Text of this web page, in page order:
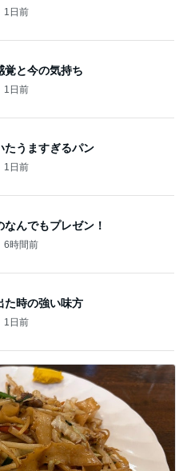
1日前
覚と今の気持ち
1日前
たうますぎるパン
1日前
んでもプレゼン！
6時間前
た時の強い味方
1日前